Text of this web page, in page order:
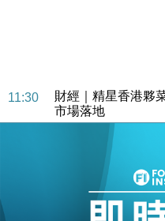
11:30
財經｜精星香港夥
市場落地
地產｜大酒店中期
國際｜特朗普赴洛
財經｜香港7月